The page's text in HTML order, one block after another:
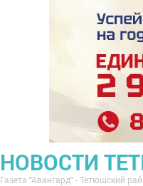
НОВОСТИ
Газета "Авангард" - Тетюшский